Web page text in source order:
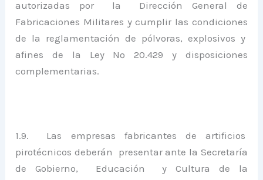
autorizadas por la Dirección General de
Fabricaciones Militares y cumplir las condiciones
de la reglamentación de pólvoras, explosivos y
afines de la Ley Nº 20.429 y disposiciones
complementarias.
1.9. Las empresas fabricantes de artificios
pirotécnicos deberán presentar ante la Secretaría
de Gobierno, Educación y Cultura de la